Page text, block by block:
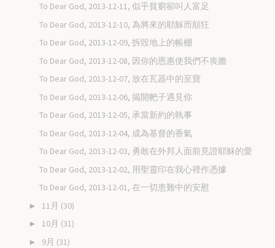
To Dear God, 2013-12-11, 似乎貧窮卻叫人富足
To Dear God, 2013-12-10, 為將來的耶穌而顛狂
To Dear God, 2013-12-09, 拆毀地上的帳棚
To Dear God, 2013-12-08, 因你的恩惠使我們不喪膽
To Dear God, 2013-12-07, 放在瓦器中的至寶
To Dear God, 2013-12-06, 揭開帊子遇見你
To Dear God, 2013-12-05, 承當新約的執事
To Dear God, 2013-12-04, 成為基督的香氣
To Dear God, 2013-12-03, 勇敢在外邦人面前見證耶穌的愛
To Dear God, 2013-12-02, 用聖靈印在我心裡作憑據
To Dear God, 2013-12-01, 在一切患難中的安慰
► 11月 (30)
► 10月 (31)
► 9月 (31)